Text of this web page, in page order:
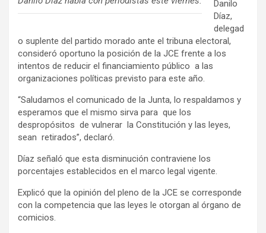
Danilo
Díaz,
delegad
o suplente del partido morado ante el tribuna electoral,
consideró oportuno la posición de la JCE frente a los
intentos de reducir el financiamiento público a las
organizaciones políticas previsto para este año.
“Saludamos el comunicado de la Junta, lo respaldamos y
esperamos que el mismo sirva para que los
despropósitos de vulnerar la Constitución y las leyes,
sean retirados”, declaró.
Díaz señaló que esta disminución contraviene los
porcentajes establecidos en el marco legal vigente.
Explicó que la opinión del pleno de la JCE se corresponde
con la competencia que las leyes le otorgan al órgano de
comicios.